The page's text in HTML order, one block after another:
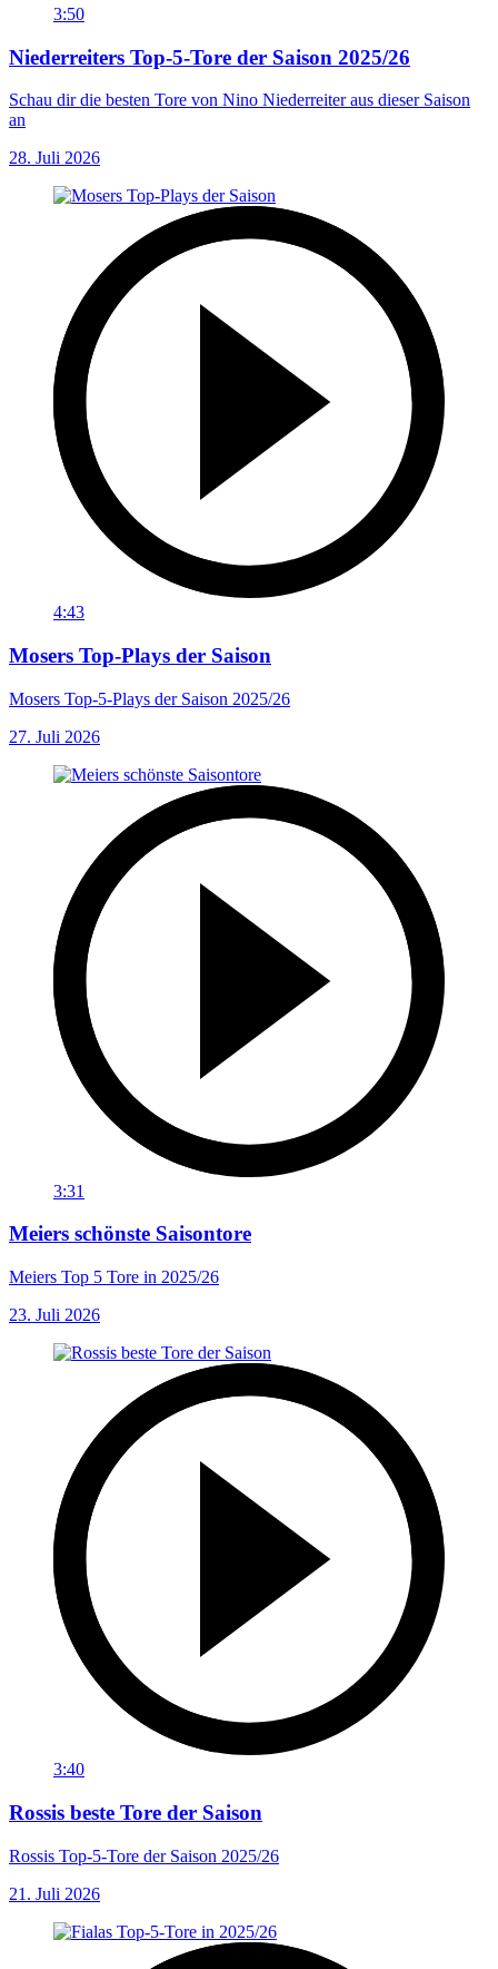
3:50
Niederreiters Top-5-Tore der Saison 2025/26
Schau dir die besten Tore von Nino Niederreiter aus dieser Saison
an
28. Juli 2026
4:43
Mosers Top-Plays der Saison
Mosers Top-5-Plays der Saison 2025/26
27. Juli 2026
3:31
Meiers schönste Saisontore
Meiers Top 5 Tore in 2025/26
23. Juli 2026
3:40
Rossis beste Tore der Saison
Rossis Top-5-Tore der Saison 2025/26
21. Juli 2026